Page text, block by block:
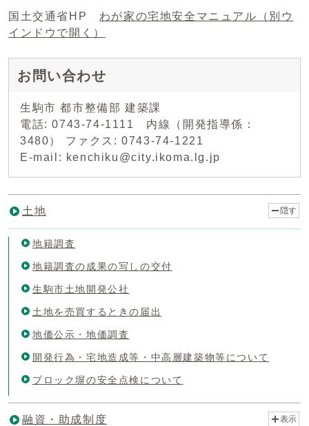
国土交通省HP わが家の宅地安全マニュアル （別ウ
インドウで開く）
お問い合わせ
生駒市 都市整備部 建築課
電話: 0743-74-1111 内線（開発指導係：
3480） ファクス: 0743-74-1221
E-mail: kenchiku@city.ikoma.lg.jp
土地 隠す
地籍調査
地籍調査の成果の写しの交付
生駒市土地開発公社
土地を売買するときの届出
地価公示・地価調査
開発行為・宅地造成等・中高層建築物等について
ブロック塀の安全点検について
融資・助成制度 表示